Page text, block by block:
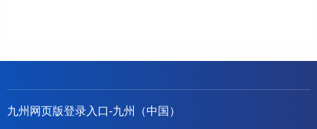
九州网页版登录入口-九州（中国）